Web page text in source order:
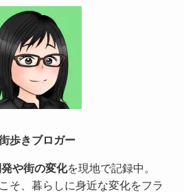
歩きブロガー
や街の変化を現地で記録中。
そ、暮らしに身近な変化をフラ